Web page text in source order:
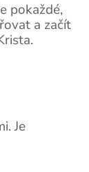
pokaždé,
a začít
Je